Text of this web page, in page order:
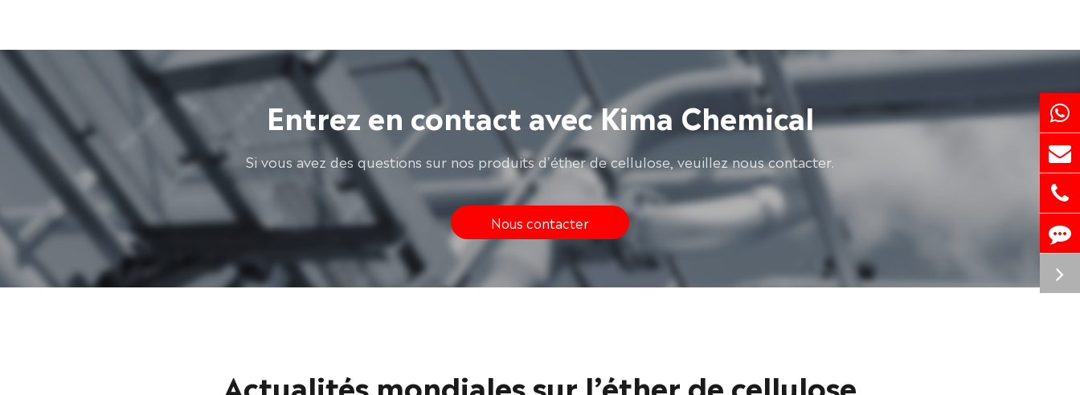
Entrez en contact avec Kima Chemical
Si vous avez des questions sur nos produits d'éther de cellulose, veuillez nous contacter.
Nous contacter
Actualités mondiales sur l’éther de cellulose